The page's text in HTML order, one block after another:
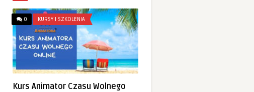
0 KURSY I SZKOLENIA
Kurs Animator Czasu Wolnego